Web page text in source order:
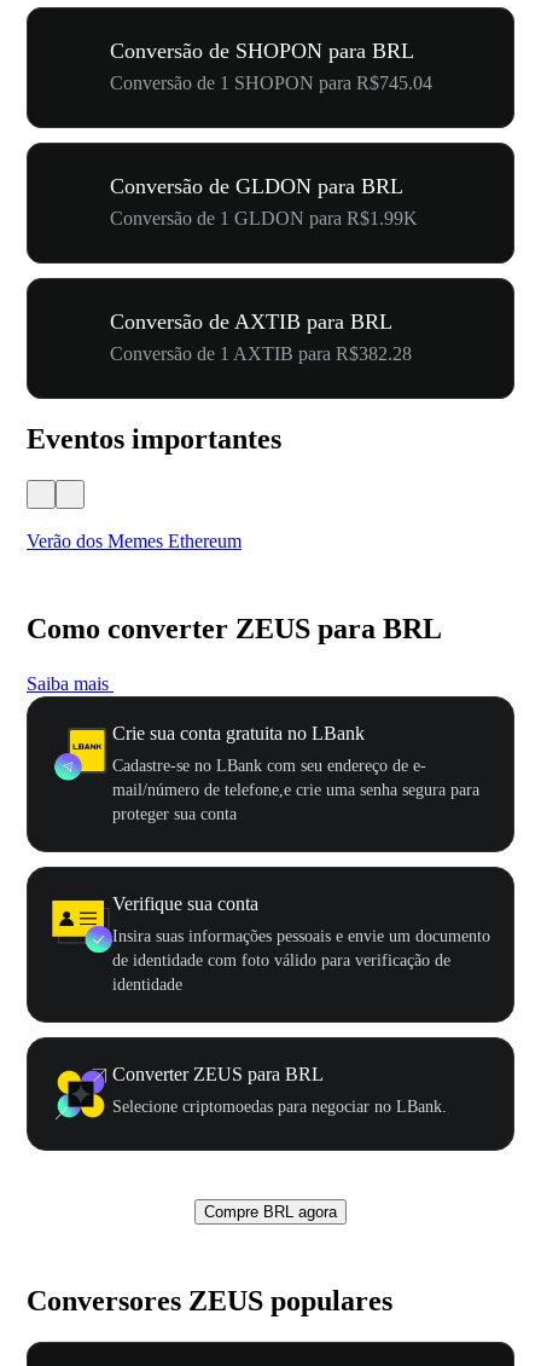
Conversão de SHOPON para BRL
Conversão de 1 SHOPON para R$745.04
Conversão de GLDON para BRL
Conversão de 1 GLDON para R$1.99K
Conversão de AXTIB para BRL
Conversão de 1 AXTIB para R$382.28
Eventos importantes
Verão dos Memes Ethereum
Como converter ZEUS para BRL
Saiba mais
Crie sua conta gratuita no LBank
Cadastre-se no LBank com seu endereço de e-
mail/número de telefone,e crie uma senha segura para
proteger sua conta
Verifique sua conta
Insira suas informações pessoais e envie um documento
de identidade com foto válido para verificação de
identidade
Converter ZEUS para BRL
Selecione criptomoedas para negociar no LBank.
Compre BRL agora
Conversores ZEUS populares